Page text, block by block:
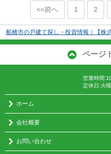
<<前へ 1 2
船橋市の戸建て探し・投資情報｜【株
ページ
営業時間
定休日:火
ホーム
会社概要
お問い合わせ